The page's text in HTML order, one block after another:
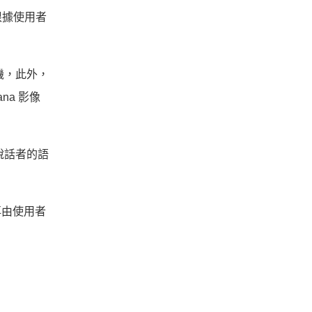
使用者
此外，
影像
話者的語
使用者